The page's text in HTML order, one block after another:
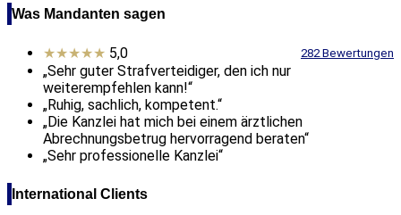
Was Mandanten sagen
★★★★★ 5,0 282 Bewertungen
„Sehr guter Strafverteidiger, den ich nur
weiterempfehlen kann!“
„Ruhig, sachlich, kompetent.“
„Die Kanzlei hat mich bei einem ärztlichen
Abrechnungsbetrug hervorragend beraten“
„Sehr professionelle Kanzlei“
International Clients